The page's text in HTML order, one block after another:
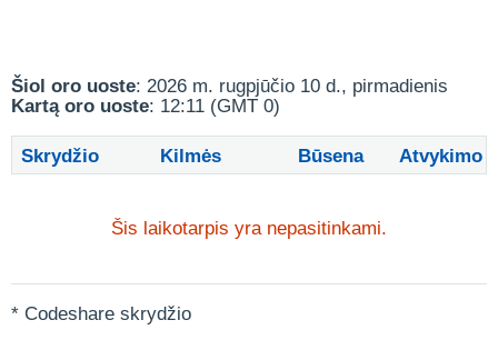
Šiol oro uoste: 2026 m. rugpjūčio 10 d., pirmadienis
Kartą oro uoste: 12:11 (GMT 0)
Skrydžio Kilmės Būsena Atvykimo
Šis laikotarpis yra nepasitinkami.
* Codeshare skrydžio